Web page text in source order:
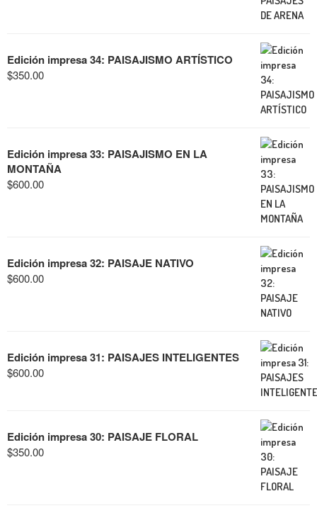
Edición impresa 34: PAISAJISMO ARTÍSTICO
$350.00
Edición impresa 33: PAISAJISMO EN LA
MONTAÑA
$600.00
Edición impresa 32: PAISAJE NATIVO
$600.00
Edición impresa 31: PAISAJES INTELIGENTES
$600.00
Edición impresa 30: PAISAJE FLORAL
$350.00